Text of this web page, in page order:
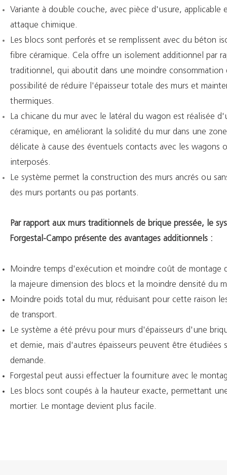
Variante à double couche, avec pièce d'usure, applicable
attaque chimique.
Les blocs sont perforés et se remplissent avec du béton
fibre céramique. Cela offre un isolement additionnel par
traditionnel, qui aboutit dans une moindre
possibilité de réduire l'épaisseur totale des murs et
thermiques.
La chicane du mur avec le latéral du wagon est réalisée
céramique, en améliorant la solidité du mur dans une
délicate à cause des éventuels contacts avec les wagons
interposés.
Le système permet la construction des murs ancrés ou
des murs portants ou pas portants.
Par rapport aux murs traditionnels de brique pressée, le
Forgestal-Campo présente des avantages additionnels :
Moindre temps d'exécution et moindre coût de montage
la majeure dimension des blocs et la moindre densité du
Moindre poids total du mur, réduisant pour cette raison
de transport.
Le système a été prévu pour murs d'épaisseurs d'une
et demie, mais d'autres épaisseurs peuvent être étudiées
demande.
Forgestal peut aussi effectuer la fourniture avec le
Les blocs sont coupés à la hauteur exacte, permettant
mortier. Le montage devient plus facile.